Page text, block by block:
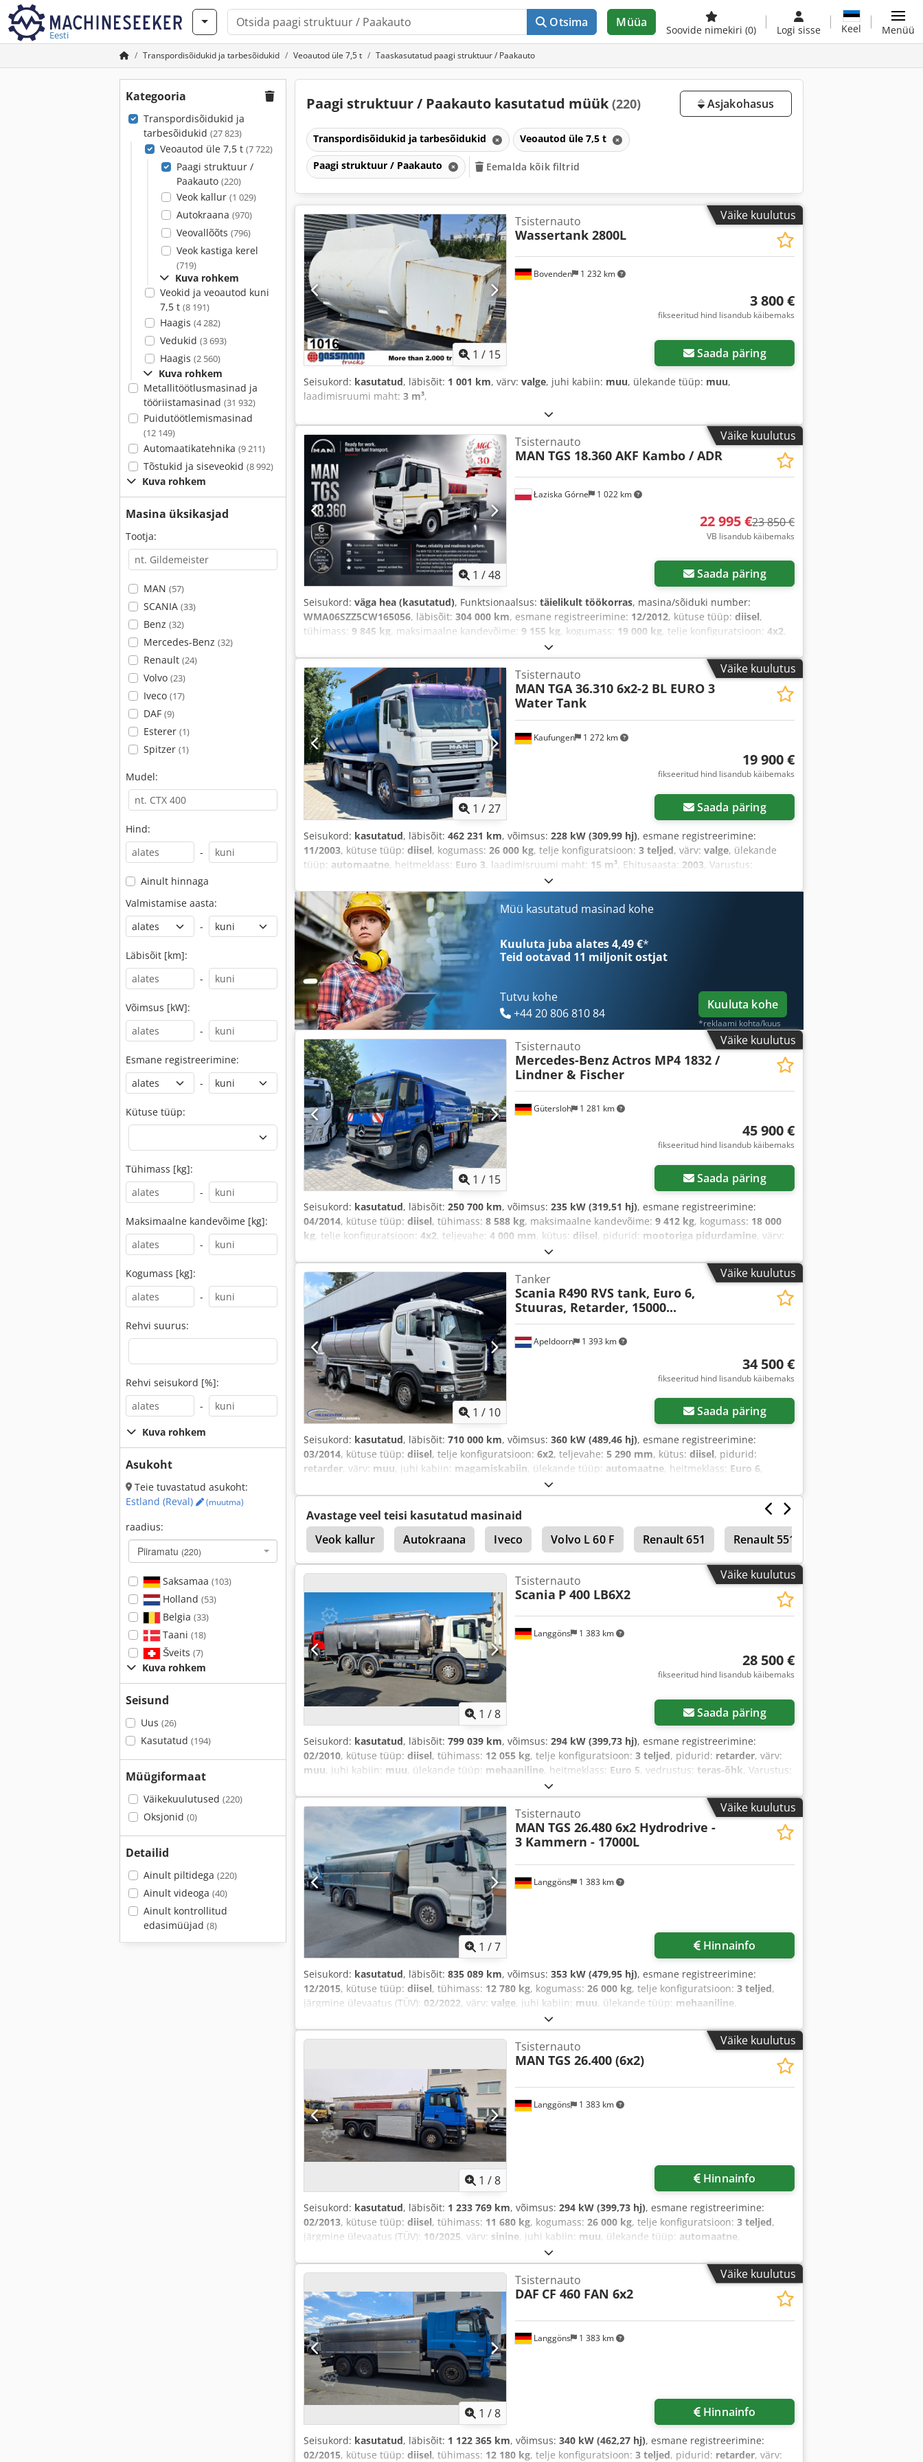
Eesti
Otsima Müüa
Soovide nimekiri (0) Logi sisse Keel Menüü
Transpordisõidukid ja tarbesõidukid Veoautod üle 7,5 t Taaskasutatud paagi struktuur / Paakauto
Kategooria
Transpordisõidukid ja
tarbesõidukid (27 823)
Veoautod üle 7,5 t (7 722)
Paagi struktuur /
Paakauto (220)
Veok kallur (1 029)
Autokraana (970)
Veovallõõts (796)
Veok kastiga kerel
(719)
Kuva rohkem
Veokid ja veoautod kuni
7,5 t (8 191)
Haagis (4 282)
Vedukid (3 693)
Haagis (2 560)
Kuva rohkem
Metallitöötlusmasinad ja
tööriistamasinad (31 932)
Puidutöötlemismasinad
(12 149)
Automaatikatehnika (9 211)
Tõstukid ja siseveokid (8 992)
Kuva rohkem
Masina üksikasjad
Tootja:
MAN (57)
SCANIA (33)
Benz (32)
Mercedes-Benz (32)
Renault (24)
Volvo (23)
Iveco (17)
DAF (9)
Esterer (1)
Spitzer (1)
Mudel:
Hind:
-
Ainult hinnaga
Valmistamise aasta:
-
Läbisõit [km]:
-
Võimsus [kW]:
-
Esmane registreerimine:
-
Kütuse tüüp:
Tühimass [kg]:
-
Maksimaalne kandevõime [kg]:
-
Kogumass [kg]:
-
Rehvi suurus:
Rehvi seisukord [%]:
-
Kuva rohkem
Asukoht
Teie tuvastatud asukoht:
Estland (Reval)
(muutma)
raadius:
Piiramatu (220)
Saksamaa (103)
Holland (53)
Belgia (33)
Taani (18)
Šveits (7)
Kuva rohkem
Seisund
Uus (26)
Kasutatud (194)
Müügiformaat
Väikekuulutused (220)
Oksjonid (0)
Detailid
Ainult piltidega (220)
Ainult videoga (40)
Ainult kontrollitud
edasimüüjad (8)
Paagi struktuur / Paakauto kasutatud müük (220) Asjakohasus
Transpordisõidukid ja tarbesõidukid Veoautod üle 7,5 t
Paagi struktuur / Paakauto Eemalda kõik filtrid
Väike kuulutus
1 / 15
Bovenden 1 232 km
Tsisternauto
Wassertank 2800L
3 800 €
fikseeritud hind lisandub käibemaks
Saada päring
Seisukord: kasutatud, läbisõit: 1 001 km, värv: valge, juhi kabiin: muu, ülekande tüüp: muu,
laadimisruumi maht: 3 m³,
Väike kuulutus
1 /48
Łaziska Górne 1 022 km
Tsisternauto
MAN TGS 18.360 AKF Kambo / ADR
22 995 €23 850 €
VB lisandub käibemaks
Saada päring
Seisukord: väga hea (kasutatud), Funktsionaalsus: täielikult töökorras, masina/sõiduki number:
WMA06SZZ5CW165056, läbisõit: 304 000 km, esmane registreerimine: 12/2012, kütuse tüüp: diisel,
tühimass: 9 845 kg, maksimaalne kandevõime: 9 155 kg, kogumass: 19 000 kg, telje konfiguratsioon: 4x2,
magamiskabiin
Euro 5, vedrustus:teras-õhk, istekohtade arv:2, Ehitusaasta:2012, Varustus:ABS, Bluetooth,
Tahhograaf, elektriline peegel, elektrooniline stabiilsusprogramm (ESP), keskne lukustus,
kiirusehoidja, kliimaseade, mäkketõusu abi, pardaarvuti, roolivõimendi, täielik hooldusajalugu,
täiendavad esitulede, udutuled, veoki registreerimine,
Väike kuulutus
1 /27
Kaufungen 1 272 km
Tsisternauto
MAN TGA 36.310 6x2-2 BL EURO 3
Water Tank
19 900 €
fikseeritud hind lisandub käibemaks
Saada päring
Seisukord: kasutatud, läbisõit: 462 231 km, võimsus: 228 kW (309,99 hj), esmane registreerimine:
11/2003, kütuse tüüp: diisel, kogumass: 26 000 kg, telje konfiguratsioon: 3 teljed, värv: valge, ülekande
tüüp: automaatne, heitmeklass: Euro 3, laadimisruumi maht: 15 m³, Ehitusaasta: 2003, Varustus:
Müü kasutatud masinad kohe
Kuuluta juba alates 4,49 €*
Teid ootavad 11 miljonit ostjat
Tutvu kohe
+44 20 806 810 84
Kuuluta kohe
*reklaami kohta/kuus
Väike kuulutus
1 / 15
Gütersloh 1 281 km
Tsisternauto
Mercedes-BenzActros MP4 1832 /
Lindner & Fischer
45 900 €
fikseeritud hind lisandub käibemaks
Saada päring
Seisukord: kasutatud, läbisõit: 250 700 km, võimsus: 235 kW (319,51 hj), esmane registreerimine:
04/2014, kütuse tüüp: diisel, tühimass: 8 588 kg, maksimaalne kandevõime: 9 412 kg, kogumass: 18 000
kg, telje konfiguratsioon: 4x2, teljevahe: 4 000 mm, kütus: diisel, pidurid: mootoriga pidurdamine, värv:
automaatne
Varustus:ABS, diferentsiaali lukk, haagise haakeseade, kiirusehoidja, kliimaseade, madal müratase,
pardaarvuti, tahmafilter
Väike kuulutus
1 / 10
Apeldoorn 1 393 km
Tanker
Scania R490 RVS tank, Euro 6,
Stuuras, Retarder, 15000...
34 500 €
fikseeritud hind lisandub käibemaks
Saada päring
Seisukord: kasutatud, läbisõit: 710 000 km, võimsus: 360 kW (489,46 hj), esmane registreerimine:
03/2014, kütuse tüüp: diisel, telje konfiguratsioon: 6x2, teljevahe: 5 290 mm, kütus: diisel, pidurid:
retarder, värv: muu, juhi kabiin: magamiskabiin, ülekande tüüp: automaatne, heitmeklass: Euro 6,
, kogulaius:2 550 mm
lubatud teljekoormus (töö 2):11 500 kg, lubatud teljekoormus (tikk 3):7 500 kg, Ehitusaasta:2014,
Varustus:ABS, elektriline aknatõstuki reguleerimine, elektriline peegel, retarder, roolivõimendi,
seisuküte, udutuled,
Avastage veel teisi kasutatud masinaid
Veok kallur
Autokraana Iveco Volvo L 60 F Renault 651 Renault 551
Renault 10654 Renault
Väike kuulutus
1 /8
Langgöns 1 383 km
Tsisternauto
Scania P 400 LB6X2
28 500 €
fikseeritud hind lisandub käibemaks
Saada päring
Seisukord: kasutatud, läbisõit: 799 039 km, võimsus: 294 kW (399,73 hj), esmane registreerimine:
02/2010, kütuse tüüp: diisel, tühimass: 12 055 kg, telje konfiguratsioon: 3 teljed, pidurid: retarder, värv:
muu, juhi kabiin: muu, ülekande tüüp: mehaaniline, heitmeklass: Euro 5, vedrustus: teras-õhk, Varustus:
Väike kuulutus
1 /7
Langgöns 1 383 km
Tsisternauto
MAN TGS 26.480 6x2 Hydrodrive -
3 Kammern - 17000L
Hinnainfo
Seisukord: kasutatud, läbisõit: 835 089 km, võimsus: 353 kW (479,95 hj), esmane registreerimine:
12/2015, kütuse tüüp: diisel, tühimass: 12 780 kg, kogumass: 26 000 kg, telje konfiguratsioon: 3 teljed,
järgmine ülevaatus (TÜV): 02/2022, värv: valge, juhi kabiin: muu, ülekande tüüp: mehaaniline,
, istekohtade arv:
haakeseade, hüdraulika, pardaarvuti,
Väike kuulutus
1 /8
Langgöns 1 383 km
Tsisternauto
MAN TGS 26.400 (6x2)
Hinnainfo
Seisukord: kasutatud, läbisõit: 1 233 769 km, võimsus: 294 kW (399,73 hj), esmane registreerimine:
02/2013, kütuse tüüp: diisel, tühimass: 11 680 kg, kogumass: 26 000 kg, telje konfiguratsioon: 3 teljed,
järgmine ülevaatus (TÜV): 10/2025, värv: sinine, juhi kabiin: muu, ülekande tüüp: automaatne,
ABS, diferentsiaali lukk, haagise haakeseade, hüdraulika,
kliimaseade, pardaarvuti, tahmafilter,
Väike kuulutus
1 /8
Langgöns 1 383 km
Tsisternauto
DAF CF 460 FAN 6x2
Hinnainfo
Seisukord: kasutatud, läbisõit: 1 122 365 km, võimsus: 340 kW (462,27 hj), esmane registreerimine:
02/2015, kütuse tüüp: diisel, tühimass: 12 180 kg, telje konfiguratsioon: 3 teljed, pidurid: retarder, värv: